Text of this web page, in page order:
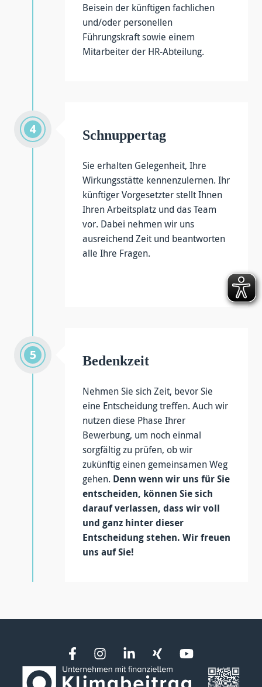
Beisein der künftigen fachlichen
und/oder personellen
Führungskraft sowie einem
Mitarbeiter der HR-Abteilung.
Schnuppertag
Sie erhalten Gelegenheit, Ihre
Wirkungsstätte kennenzulernen. Ihr
künftiger Vorgesetzter stellt Ihnen
Ihren Arbeitsplatz und das Team
vor. Dabei nehmen wir uns
ausreichend Zeit und beantworten
alle Ihre Fragen.
Bedenkzeit
Nehmen Sie sich Zeit, bevor Sie
eine Entscheidung treffen. Auch wir
nutzen diese Phase Ihrer
Bewerbung, um noch einmal
sorgfältig zu prüfen, ob wir
zukünftig einen gemeinsamen Weg
gehen. Denn wenn wir uns für Sie
entscheiden, können Sie sich
darauf verlassen, dass wir voll
und ganz hinter dieser
Entscheidung stehen. Wir freuen
uns auf Sie!